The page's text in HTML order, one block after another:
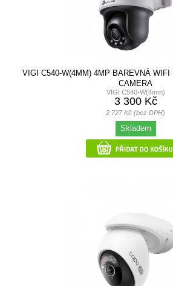
VIGI C540-W(4MM) 4MP BAREVNÁ WIFI
CAMERA
VIGI C540-W(4mm)
3 300 Kč
2 727 Kč (bez DPH)
Skladem